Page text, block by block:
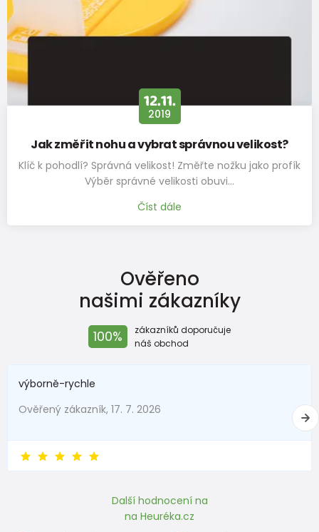
mm
225 231 243
12.11.
2019
Jak změřit nohu a vybrat správnou velikost?
Klíč k pohodlí? Správná velikost! Změřte nožku jako profík
Výběr správné velikosti obuvi…
Číst dále
Ověřeno
našimi zákazníky
100%
zákazníků doporučuje
náš obchod
výborně-rychle
Ověřený zákazník, 17. 7. 2026
Další hodnocení na
na Heuréka.cz